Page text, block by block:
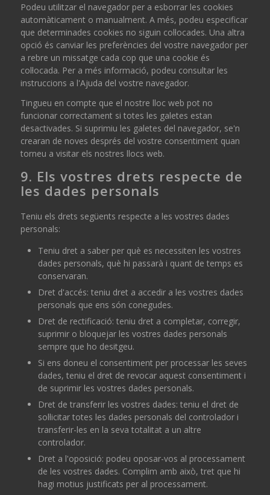
Podeu utilitzar el navegador per a esborrar les cookies
automàticament o manualment. A més, podeu especificar
que determinades cookies no siguin col·locades. Una altra
opció és canviar les preferències del vostre navegador per
a rebre un missatge cada cop que una cookie és
col·locada. Per a més informació, podeu consultar les
instruccions a l'Ajuda del vostre navegador.
Tingueu en compte que el nostre lloc web pot no
funcionar correctament si totes les galetes estan
desactivades. Si suprimiu les galetes del navegador, se'n
crearan de noves després del vostre consentiment quan
torneu a visitar els nostres llocs web.
9. Els vostres drets respecte de
les dades personals
Teniu els drets següents respecte a les vostres dades
personals:
Teniu dret a saber per què es necessiten les vostres
dades personals, què hi passarà i quant de temps es
conservaran.
Dret d'accés: teniu dret a accedir a les vostres dades
personals que ens són conegudes.
Dret de rectificació: teniu dret a completar, corregir,
suprimir o bloquejar les vostres dades personals
sempre que ho desitgeu.
Si ens doneu el consentiment per processar les seves
dades, teniu el dret de revocar aquest consentiment i
de suprimir les vostres dades personals.
Dret de transferir les vostres dades: teniu el dret de
sol·licitar totes les dades personals del controlador i
transferir-les en la seva totalitat a un altre
controlador.
Dret a l'oposició: podeu oposar-vos al processament
de les vostres dades. Complim amb això, tret que hi
hagi motius justificats per al processament.